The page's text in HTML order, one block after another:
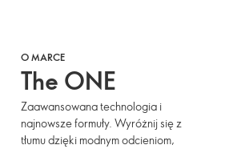
O MARCE
The ONE
Zaawansowana technologia i
najnowsze formuły. Wyróżnij się z
tłumu dzięki modnym odcieniom,